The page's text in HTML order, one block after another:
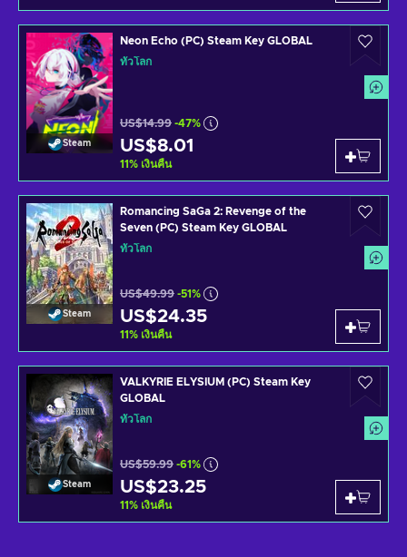
Steam
Neon Echo (PC) Steam Key GLOBAL
ทั่วโลก
US$14.99 -47%
US$8.01
11% เงินคืน
Steam
Romancing SaGa 2: Revenge of the
Seven (PC) Steam Key GLOBAL
ทั่วโลก
US$49.99 -51%
US$24.35
11% เงินคืน
Steam
VALKYRIE ELYSIUM (PC) Steam Key
GLOBAL
ทั่วโลก
US$59.99 -61%
US$23.25
11% เงินคืน